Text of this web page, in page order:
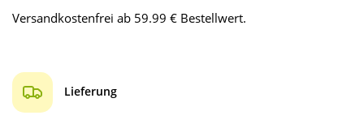
Versandkostenfrei ab 59.99 € Bestellwert.
Lieferung